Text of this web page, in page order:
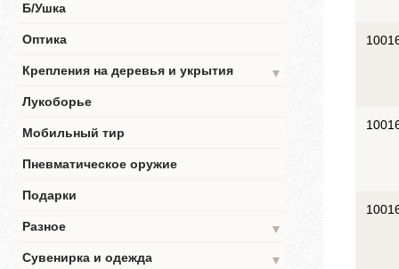
Б/Ушка
Оптика
Крепления на деревья и укрытия
▼
Лукоборье
Мобильный тир
Пневматическое оружие
Подарки
Разное
▼
Сувенирка и одежда
▼